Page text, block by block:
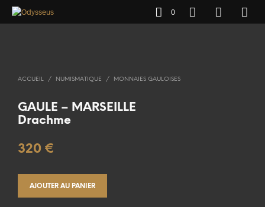
0
ACCUEIL / NUMISMATIQUE / MONNAIES GAULOISES
GAULE – MARSEILLE
Drachme
320 €
AJOUTER AU PANIER